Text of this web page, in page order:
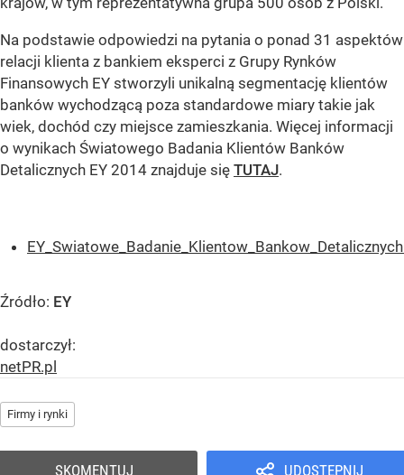
Na podstawie odpowiedzi na pytania o ponad 31 aspektów
relacji klienta z bankiem eksperci z Grupy Rynków
Finansowych EY stworzyli unikalną segmentację klientów
banków wychodzącą poza standardowe miary takie jak
wiek, dochód czy miejsce zamieszkania. Więcej informacji
o wynikach Światowego Badania Klientów Banków
Detalicznych EY 2014 znajduje się TUTAJ.
Źródło: EY
dostarczył:
netPR.pl
Firmy i rynki
UDOSTĘPNIJ
SKOMENTUJ